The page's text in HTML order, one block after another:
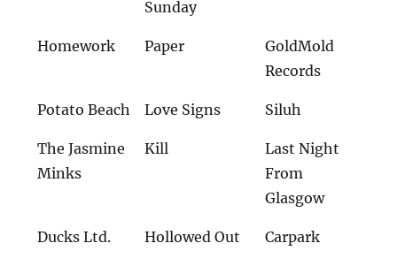
Sunday
Homework Paper
GoldMold
Records
Potato Beach Love Signs Siluh
The Jasmine
Minks
Kill
Last Night
From
Glasgow
Ducks Ltd. Hollowed Out Carpark